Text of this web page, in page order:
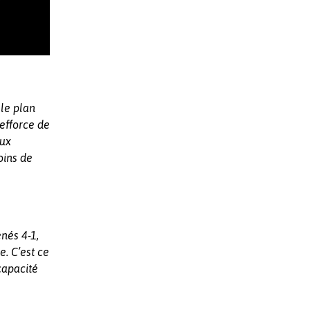
plan
de
de
4-1,
C’est ce